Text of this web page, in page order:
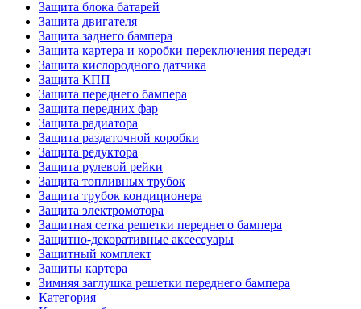
Защита блока батарей
Защита двигателя
Защита заднего бампера
Защита картера и коробки переключения передач
Защита кислородного датчика
Защита КПП
Защита переднего бампера
Защита передних фар
Защита радиатора
Защита раздаточной коробки
Защита редуктора
Защита рулевой рейки
Защита топливных трубок
Защита трубок кондиционера
Защита электромотора
Защитная сетка решетки переднего бампера
Защитно-декоративные аксессуары
Защитный комплект
Защиты картера
Зимняя заглушка решетки переднего бампера
Категория